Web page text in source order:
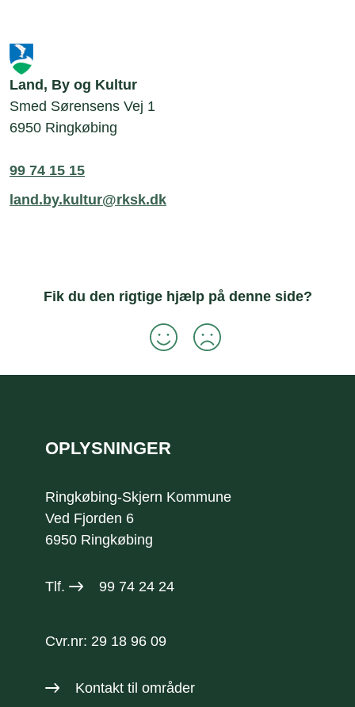
Land, By og Kultur
Smed Sørensens Vej 1
6950 Ringkøbing
99 74 15 15
land.by.kultur@rksk.dk
Fik du den rigtige hjælp på denne side?
OPLYSNINGER
Ringkøbing-Skjern Kommune
Ved Fjorden 6
6950 Ringkøbing
Tlf. 99 74 24 24
Cvr.nr: 29 18 96 09
Kontakt til områder